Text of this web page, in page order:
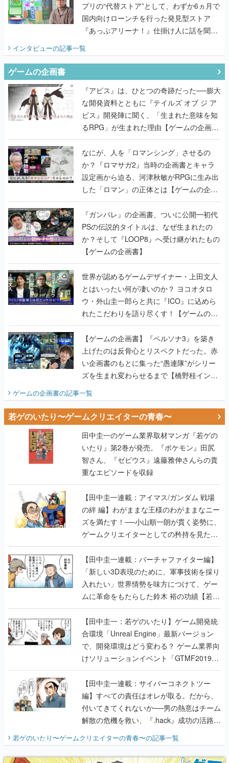
プリの“代替ストア”として、わずか6ヵ月で
国内向けローンチを行った発見型ストア
『あっぷアリーナ！』仕掛け人に話を聞い
てみた
インタビューの記事一覧
ゲームの企画書
『アビス』は、ひとつの奇跡だった──膨大
な開発資料とともに『テイルズ オブ ジ ア
ビス』開発陣に聞く、「生まれた意味を知
るRPG」が生まれた理由【ゲームの企画
書】
なにが、人を「ロマンシング」させるの
か？『ロマサガ2』当時の企画書とキャラ
設定画から迫る、河津秋敏がRPGに生み出
した「ロマン」の正体とは【ゲームの企画
書】
『ガンパレ』の企画書、ついに公開━初代
PSの伝説的タイトルは、なぜ生まれたの
か？そして『LOOP8』へ受け継がれたもの
【ゲームの企画書】
世界が認めるゲームデザイナー・上田文人
とはいったい何が凄いのか？ ヨコオタロ
ウ・外山圭一郎らと共に『ICO』に込めら
れたこだわりを語り尽くす！【ゲームの企
画書】
【ゲームの企画書】『ペルソナ3』を築き
上げたのは反骨心とリスペクトだった。赤
い企画書のもとに集った“愚連隊”がシリー
ズを生まれ変わらせるまで【橋野桂インタ
ビュー】
ゲームの企画書の記事一覧
若ゲのいたり〜ゲームクリエイターの青春〜
田中圭一のゲーム業界取材マンガ『若ゲの
いたり』第2巻が発売。『ポケモン』田尻
智さん、『ゼビウス』遠藤雅伸さんらの貴
重なエピソードを収録
【田中圭一連載：アイマス/ガンダム 戦場
の絆 編】わがままな王様のわがままなニー
ズを満たす！──小山順一朗が貫く姿勢に、
ゲームクリエイターとしての矜持を見た
【若ゲのいたり最終回】
【田中圭一連載：バーチャファイター編】
「新しい3D表現のために、軍事技術を採り
入れたい」世界情勢を味方につけて、ゲー
ムに革命をもたらした鈴木 裕の功績【若ゲ
のいたり】
【田中圭一：若ゲのいたり】ゲーム開発統
合環境「Unreal Engine」最新バージョン
で、開発環境はどう変わる？ ゲーム業界向
けソリューションイベント「GTMF2019」
に行って、より理解を深めよう【PR】
【田中圭一連載：サイバーコネクトツー
編】すべての責任はオレが取る。だから、
付いてきてくれないか──男の熱意はチーム
解散の危機を救い、『.hack』成功の活路を
開く。業界の快男児・松山 洋に流れる血は
『少年ジャンプ』色だった【若ゲのいた
り】
若ゲのいたり〜ゲームクリエイターの青春〜の記事一覧